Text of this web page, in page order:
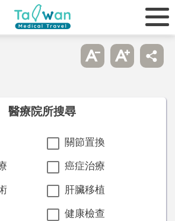
醫療院所搜尋
關節置換
癌症治療
肝臟移植
健康檢查